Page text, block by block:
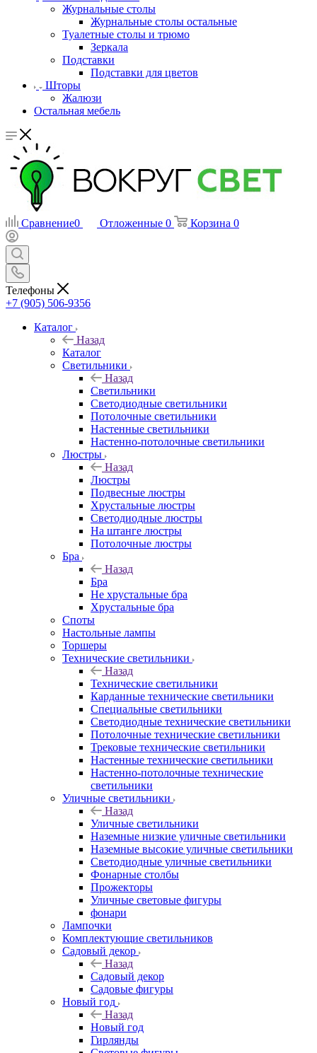
Журнальные столы
Журнальные столы остальные
Туалетные столы и трюмо
Зеркала
Подставки
Подставки для цветов
Шторы
Жалюзи
Остальная мебель
Сравнение0 Отложенные 0 Корзина 0
Телефоны
+7 (905) 506-9356
Каталог
Назад
Каталог
Светильники
Назад
Светильники
Светодиодные светильники
Потолочные светильники
Настенные светильники
Настенно-потолочные светильники
Люстры
Назад
Люстры
Подвесные люстры
Хрустальные люстры
Светодиодные люстры
На штанге люстры
Потолочные люстры
Бра
Назад
Бра
Не хрустальные бра
Хрустальные бра
Споты
Настольные лампы
Торшеры
Технические светильники
Назад
Технические светильники
Карданные технические светильники
Специальные светильники
Светодиодные технические светильники
Потолочные технические светильники
Трековые технические светильники
Настенные технические светильники
Настенно-потолочные технические
светильники
Уличные светильники
Назад
Уличные светильники
Наземные низкие уличные светильники
Наземные высокие уличные светильники
Светодиодные уличные светильники
Фонарные столбы
Прожекторы
Уличные световые фигуры
фонари
Лампочки
Комплектующие светильников
Садовый декор
Назад
Садовый декор
Садовые фигуры
Новый год
Назад
Новый год
Гирлянды